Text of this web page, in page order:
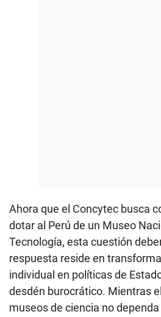
Ahora que el Concytec busca
dotar al Perú de un Museo
Tecnología, esta cuestión
respuesta reside en
individual en políticas de
desdén burocrático. Mientras
museos de ciencia no